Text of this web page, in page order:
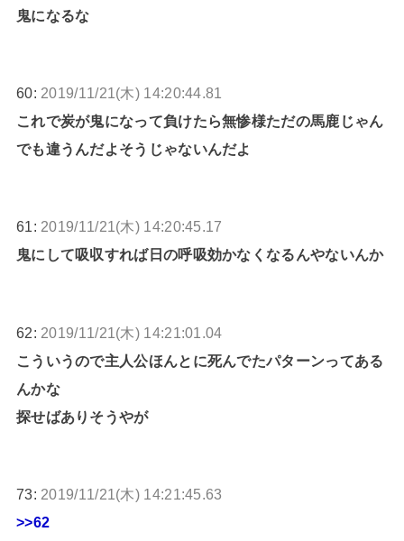
鬼になるな
60: 2019/11/21(木) 14:20:44.81
これで炭が鬼になって負けたら無惨様ただの馬鹿じゃん
でも違うんだよそうじゃないんだよ
61: 2019/11/21(木) 14:20:45.17
鬼にして吸収すれば日の呼吸効かなくなるんやないんか
62: 2019/11/21(木) 14:21:01.04
こういうので主人公ほんとに死んでたパターンってある
んかな
探せばありそうやが
73: 2019/11/21(木) 14:21:45.63
>>62